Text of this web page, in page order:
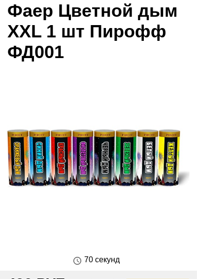
Фаер Цветной дым
XXL 1 шт Пирофф
ФД001
70 секунд